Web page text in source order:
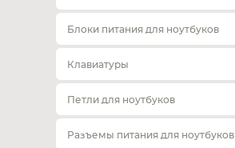
Блоки питания для ноутбуков
Клавиатуры
Петли для ноутбуков
Разъемы питания для ноутбуков